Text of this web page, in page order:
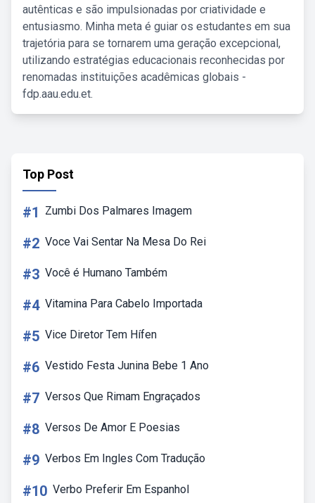
autênticas e são impulsionadas por criatividade e
entusiasmo. Minha meta é guiar os estudantes em sua
trajetória para se tornarem uma geração excepcional,
utilizando estratégias educacionais reconhecidas por
renomadas instituições acadêmicas globais -
fdp.aau.edu.et.
Top Post
#1 Zumbi Dos Palmares Imagem
#2 Voce Vai Sentar Na Mesa Do Rei
#3 Você é Humano Também
#4 Vitamina Para Cabelo Importada
#5 Vice Diretor Tem Hífen
#6 Vestido Festa Junina Bebe 1 Ano
#7 Versos Que Rimam Engraçados
#8 Versos De Amor E Poesias
#9 Verbos Em Ingles Com Tradução
#10 Verbo Preferir Em Espanhol